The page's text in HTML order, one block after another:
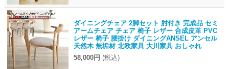
ダイニングチェア 2脚セット 肘付き 完成品 セミ
アームチェア チェア 椅子 レザー 合成皮革 PVC
レザー 椅子 腰掛け ダイニングANSEL アンセル
天然木 無垢材 北欧家具 大川家具 おしゃれ
58,000円 (税込)